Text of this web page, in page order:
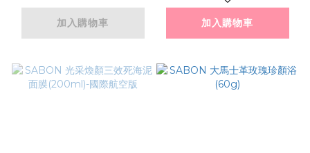
加入購物車 加入購物車